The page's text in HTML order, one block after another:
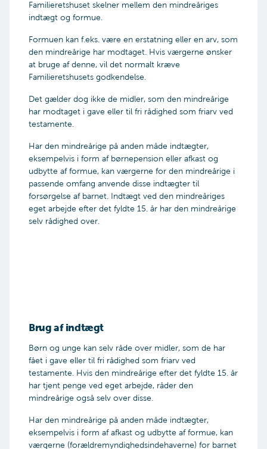
Familieretshuset skelner mellem den mindreåriges
indtægt og formue.
Formuen kan f.eks. være en erstatning eller en arv, som
den mindreårige har modtaget. Hvis værgerne ønsker
at bruge af denne, vil det normalt kræve
Familieretshusets godkendelse.
Det gælder dog ikke de midler, som den mindreårige
har modtaget i gave eller til fri rådighed som friarv ved
testamente.
Har den mindreårige på anden måde indtægter,
eksempelvis i form af børnepension eller afkast og
udbytte af formue, kan værgerne for den mindreårige i
passende omfang anvende disse indtægter til
forsørgelse af barnet. Indtægt ved den mindreåriges
eget arbejde efter det fyldte 15. år har den mindreårige
selv rådighed over.
Brug af indtægt
Børn og unge kan selv råde over midler, som de har
fået i gave eller til fri rådighed som friarv ved
testamente. Hvis den mindreårige efter det fyldte 15. år
har tjent penge ved eget arbejde, råder den
mindreårige også selv over disse.
Har den mindreårige på anden måde indtægter,
eksempelvis i form af afkast og udbytte af formue, kan
værgerne (forældremyndighedsindehaverne) for barnet